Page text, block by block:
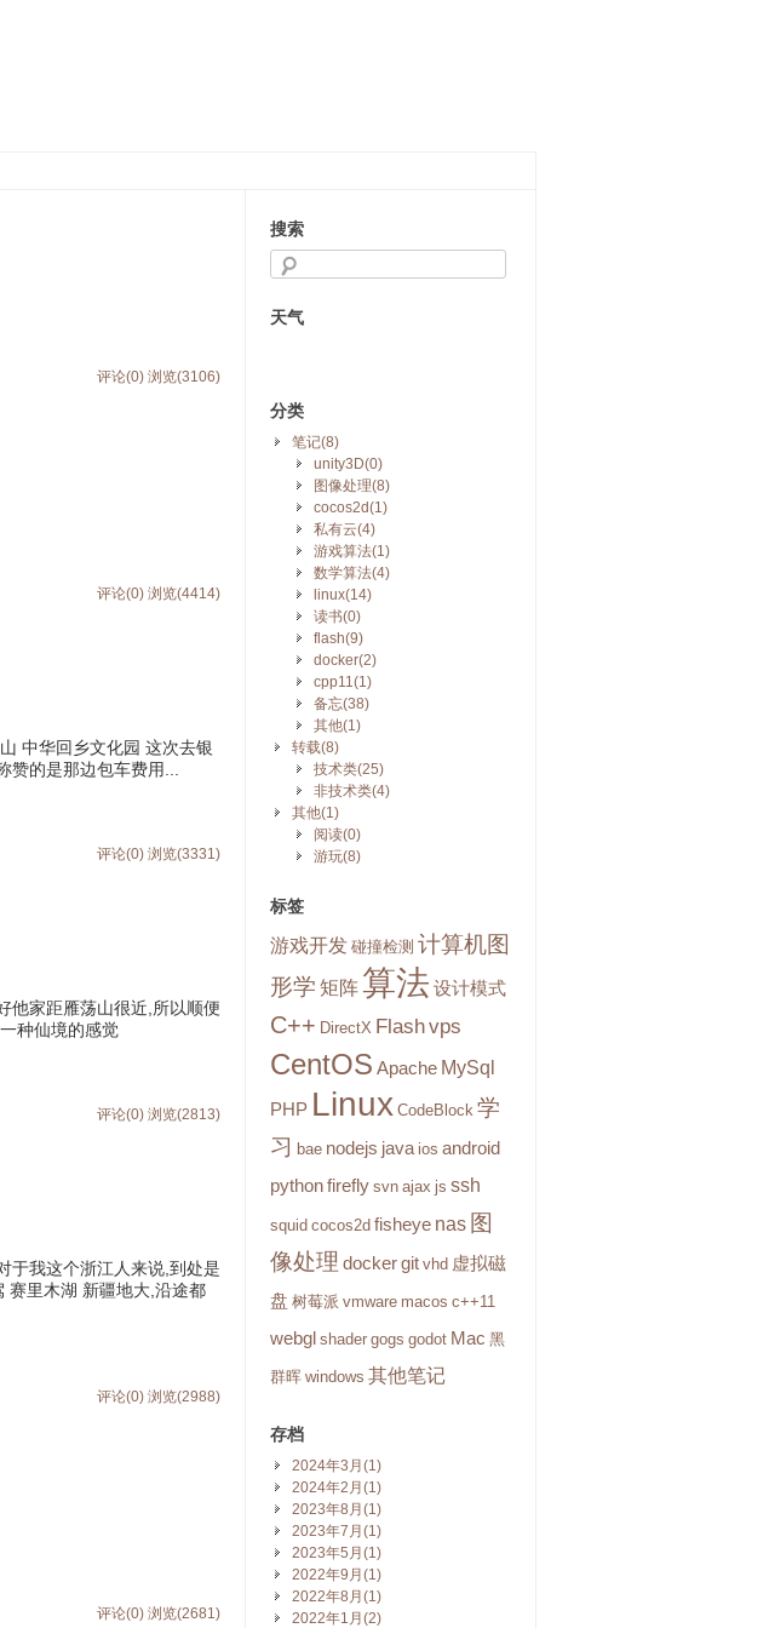
评论(0) 浏览(3106)
评论(0) 浏览(4414)
中华回乡文化园 这次去银
的是那边包车费用...
评论(0) 浏览(3331)
他家距雁荡山很近,所以顺便
种仙境的感觉
评论(0) 浏览(2813)
于我这个浙江人来说,到处是
赛里木湖 新疆地大,沿途都
评论(0) 浏览(2988)
评论(0) 浏览(2681)
搜索
天气
分类
笔记(8)
unity3D(0)
图像处理(8)
cocos2d(1)
私有云(4)
游戏算法(1)
数学算法(4)
linux(14)
读书(0)
flash(9)
docker(2)
cpp11(1)
备忘(38)
其他(1)
转载(8)
技术类(25)
非技术类(4)
其他(1)
阅读(0)
游玩(8)
标签
游戏开发 碰撞检测 计算机图
形学 矩阵算法 设计模式
C++ DirectX Flashvps
CentOS Apache MySql
PHP Linux CodeBlock 学
习 bae nodejs java ios android
pythonfirefly svn ajax js ssh
squid cocos2d fisheye nas 图
像处理 dockergit vhd 虚拟磁
盘 树莓派 vmware macos c++11
webgl shader gogs godot Mac 黑
群晖 windows 其他笔记
存档
2024年3月(1)
2024年2月(1)
2023年8月(1)
2023年7月(1)
2023年5月(1)
2022年9月(1)
2022年8月(1)
2022年1月(2)